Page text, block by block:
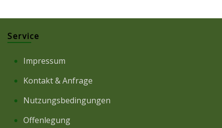
Service
Impressum
Kontakt & Anfrage
Nutzungsbedingungen
Offenlegung